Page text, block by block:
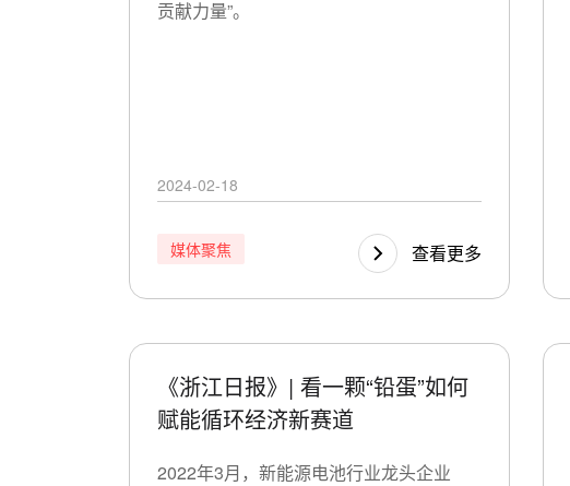
贡献力量”。
2024-02-18
媒体聚焦 查看更多
《浙江日报》| 看一颗“铅蛋”如何
赋能循环经济新赛道
2022年3月，新能源电池行业龙头企业